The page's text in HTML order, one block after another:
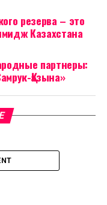
резерва – это
Казахстана
партнеры:
Қазына»